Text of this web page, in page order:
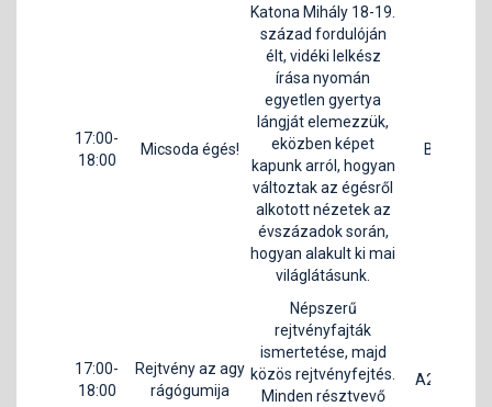
17:00-
18:00
Micsoda égés!
Katona Mihály 18-19.
század fordulóján
élt, vidéki lelkész
írása nyomán
egyetlen gyertya
lángját elemezzük,
eközben képet
kapunk arról, hogyan
változtak az égésről
alkotott nézetek az
évszázadok során,
hogyan alakult ki mai
világlátásunk.
B1
17:00-
18:00
Rejtvény az agy
rágógumija
Népszerű
rejtvényfajták
ismertetése, majd
közös rejtvényfejtés.
Minden résztvevő
A202